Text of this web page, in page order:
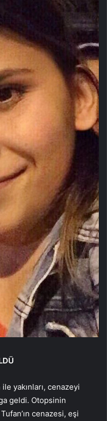
yakınları, cenazeyi
geldi. Otopsinin
cenazesi, eşi